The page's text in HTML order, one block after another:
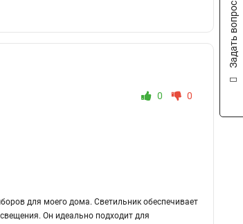
0 0
для моего дома. Светильник обеспечивает
Он идеально подходит для
Задать вопрос